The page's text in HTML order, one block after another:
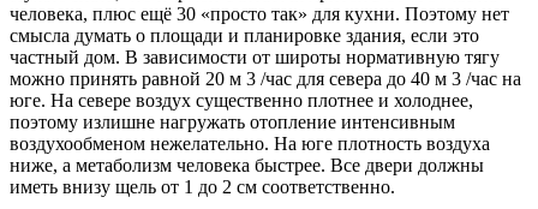
человека, плюс ещё 30 «просто так» для кухни. Поэтому нет
смысла думать о площади и планировке здания, если это
частный дом. В зависимости от широты нормативную тягу
можно принять равной 20 м 3 /час для севера до 40 м 3 /час на
юге. На севере воздух существенно плотнее и холоднее,
поэтому излишне нагружать отопление интенсивным
воздухообменом нежелательно. На юге плотность воздуха
ниже, а метаболизм человека быстрее. Все двери должны
иметь внизу щель от 1 до 2 см соответственно.